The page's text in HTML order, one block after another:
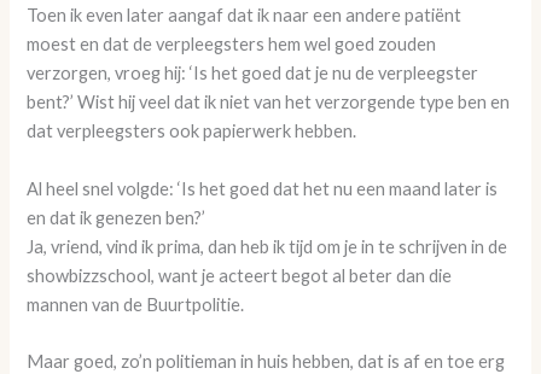
Toen ik even later aangaf dat ik naar een andere patiënt
moest en dat de verpleegsters hem wel goed zouden
verzorgen, vroeg hij: ‘Is het goed dat je nu de verpleegster
bent?’ Wist hij veel dat ik niet van het verzorgende type ben en
dat verpleegsters ook papierwerk hebben.
Al heel snel volgde: ‘Is het goed dat het nu een maand later is
en dat ik genezen ben?’
Ja, vriend, vind ik prima, dan heb ik tijd om je in te schrijven in de
showbizzschool, want je acteert begot al beter dan die
mannen van de Buurtpolitie.
Maar goed, zo’n politieman in huis hebben, dat is af en toe erg